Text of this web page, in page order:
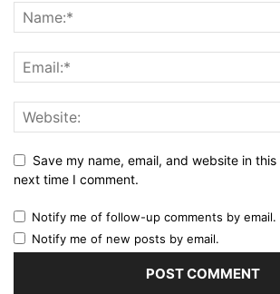
Save my name, email, and website in
next time I comment.
Notify me of follow-up comments by email.
Notify me of new posts by email.